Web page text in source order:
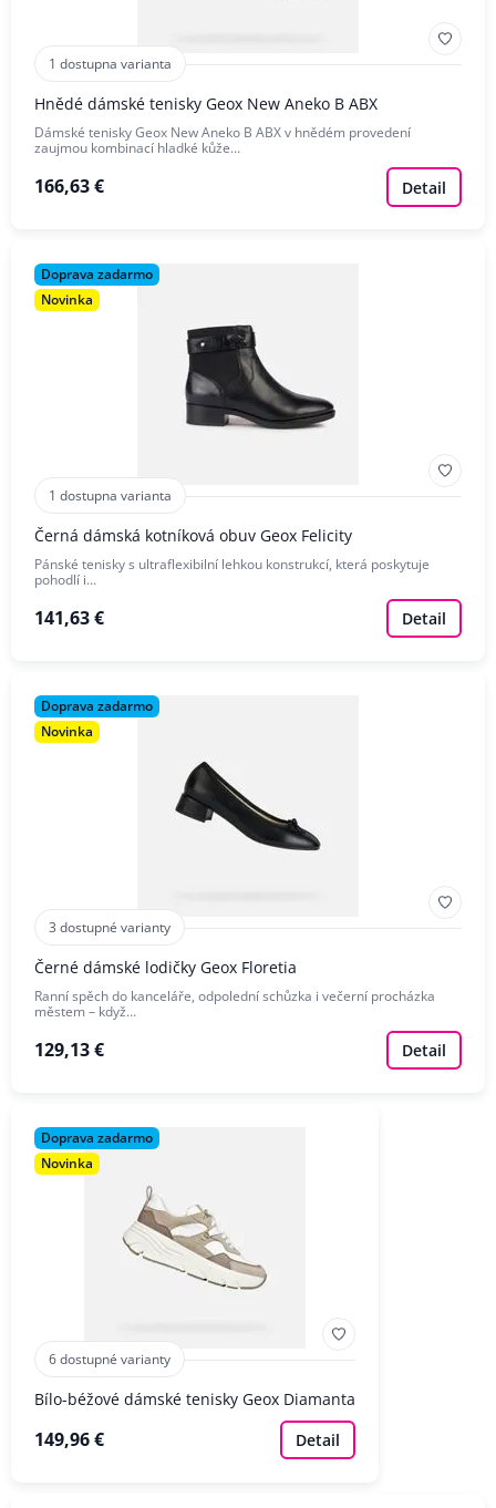
1 dostupna varianta
Hnědé dámské tenisky Geox New Aneko B ABX
Dámské tenisky Geox New Aneko B ABX v hnědém provedení
zaujmou kombinací hladké kůže…
166,63 € Detail
Doprava zadarmo
Novinka
1 dostupna varianta
Černá dámská kotníková obuv Geox Felicity
Pánské tenisky s ultraflexibilní lehkou konstrukcí, která poskytuje
pohodlí i…
141,63 € Detail
Doprava zadarmo
Novinka
3 dostupné varianty
Černé dámské lodičky Geox Floretia
Ranní spěch do kanceláře, odpolední schůzka i večerní procházka
městem – když…
129,13 € Detail
Doprava zadarmo
Novinka
6 dostupné varianty
Bílo-béžové dámské tenisky Geox Diamanta
149,96 € Detail